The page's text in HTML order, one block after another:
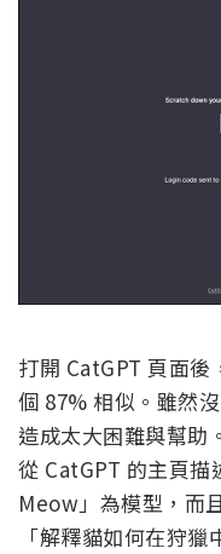
打開 CatGPT 頁面
個 87% 相似。雖然
造成太大困難與幫助。
從 CatGPT 的主頁描
Meow」為模型，而
「解釋貓如何在狩